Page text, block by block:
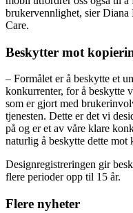
brukervennlighet, sier
Care.
Beskytter mot
– Formålet er å beskytte et
konkurrenter, for å beskytte
som er gjort med
tjenesten. Dette er det vi
på og er et av våre klare
naturlig å beskytte dette
Designregistreringen gir
flere perioder opp til 15 år.
Flere nyheter